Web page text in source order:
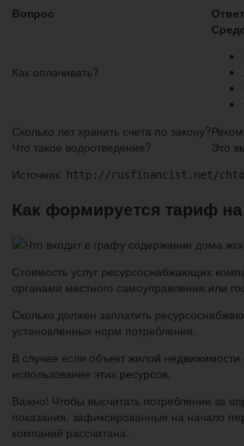
Вопрос Ответ
Как оплачивать?
Сколько лет хранить счета по закону?
Что такое водоотведение?
Это
Источник: http://rusfinancist.net/
Как формируется тариф
Стоимость услуг ресурсоснабжающих
органами местного самоуправления или
Сколько должен заплатить
установленных норм потребления.
В случае если объект жилой
использование этих ресурсов.
Важно! Чтобы высчитать потребление за
показания, зафиксированные на начало
компаний рассчитана.